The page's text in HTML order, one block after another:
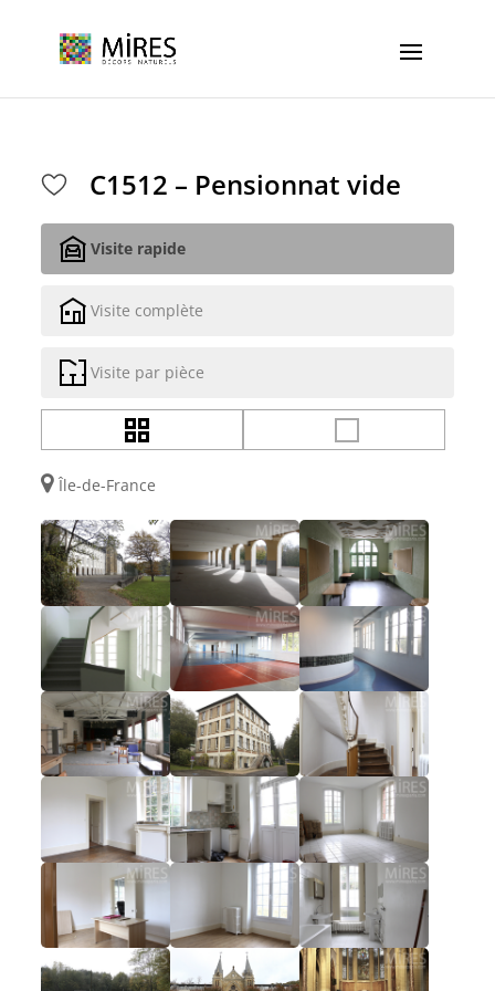
C1512 – Pensionnat vide
Visite rapide
Visite complète
Visite par pièce
Île-de-France